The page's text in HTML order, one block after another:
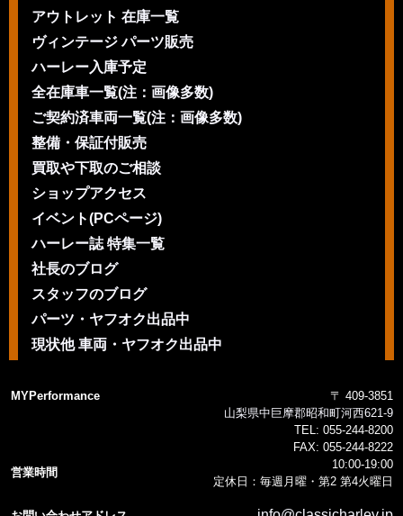
アウトレット 在庫一覧
ヴィンテージ パーツ販売
ハーレー入庫予定
全在庫車一覧(注：画像多数)
ご契約済車両一覧(注：画像多数)
整備・保証付販売
買取や下取のご相談
ショップアクセス
イベント(PCページ)
ハーレー誌 特集一覧
社長のブログ
スタッフのブログ
パーツ・ヤフオク出品中
現状他 車両・ヤフオク出品中
MYPerformance
〒 409-3851
山梨県中巨摩郡昭和町河西621-9
TEL: 055-244-8200
FAX: 055-244-8222
営業時間
10:00-19:00
定休日：毎週月曜・第2 第4火曜日